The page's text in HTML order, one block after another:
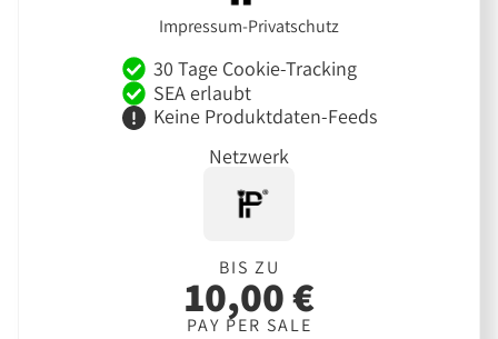
Impressum-Privatschutz
30 Tage Cookie-Tracking
SEA erlaubt
Keine Produktdaten-Feeds
Netzwerk
BIS ZU
10,00 €
PAY PER SALE